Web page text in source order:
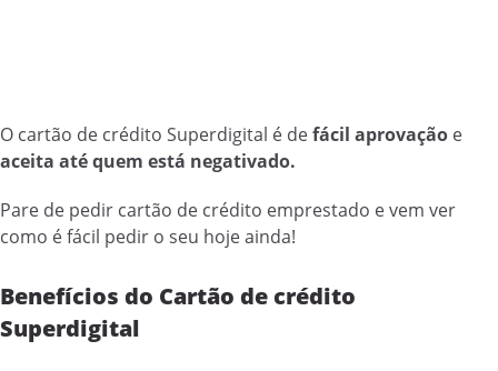
O cartão de crédito Superdigital é defácil aprovação e
aceita até quem está negativado.
Pare de pedir cartão de crédito emprestado e vem ver
como é fácil pedir o seu hoje ainda!
Benefícios do Cartão de crédito
Superdigital